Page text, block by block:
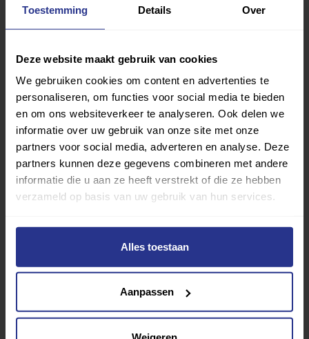
Toestemming Details Over
Deze website maakt gebruik van cookies
We gebruiken cookies om content en advertenties te
personaliseren, om functies voor social media te bieden
en om ons websiteverkeer te analyseren. Ook delen we
informatie over uw gebruik van onze site met onze
partners voor social media, adverteren en analyse. Deze
partners kunnen deze gegevens combineren met andere
informatie die u aan ze heeft verstrekt of die ze hebben
verzameld op basis van uw gebruik van hun services.
Alles toestaan
Aanpassen
Vind jouw sport